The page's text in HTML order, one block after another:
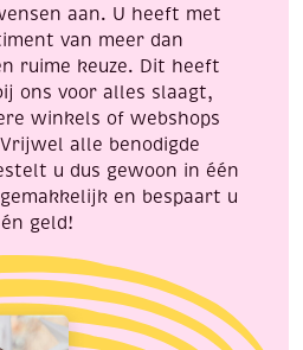
aan. U heeft met
van meer dan
ruime keuze. Dit heeft
ons voor alles slaagt,
winkels of webshops
alle benodigde
u dus gewoon in één
en bespaart u
geld!